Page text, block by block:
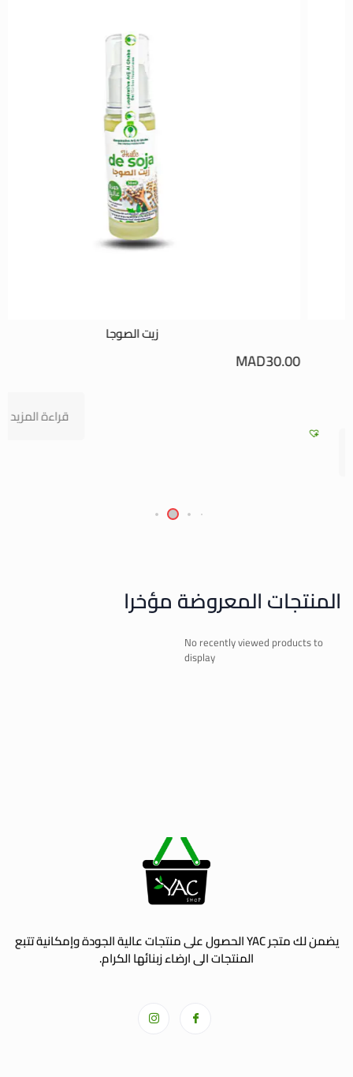
زيت الصوجا
MAD
قراءة المزيد
المنتجات المعروضة مؤخرا
No recently viewed products to
display
يضمن لك متجر YAC الحصول على منتجات عالية الجودة وإمكانية تتبع
المنتجات الى ارضاء زبنائها الكرام.